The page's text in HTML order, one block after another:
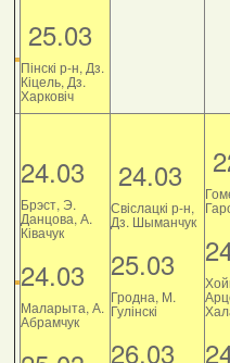
25.03
Пінскі р-н, Дз.
Кіцель, Дз.
Харковіч
24.03
Брэст, Э.
Данцова, А.
Ківачук
24.03
Маларыта, А.
Абрамчук
24.03
Свіслацкі р-н,
Дз. Шыманчук
25.03
Гродна, М.
Гулінскі
26.03